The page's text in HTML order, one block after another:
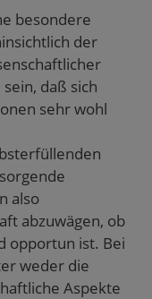
besondere
der
daß sich
sehr wohl
also
abzuwägen, ob
opportun ist. Bei
weder die
Aspekte